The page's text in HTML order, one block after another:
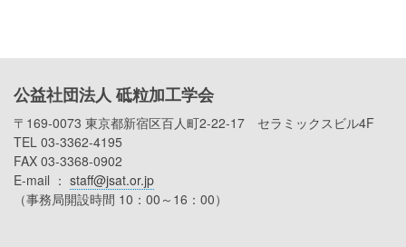
公益社団法人 砥粒加工学会
〒169-0073 東京都新宿区百人町2-22-17 セラミックスビル4F
TEL 03-3362-4195
FAX 03-3368-0902
E-mail ： staff@jsat.or.jp
（事務局開設時間 10：00～16：00）